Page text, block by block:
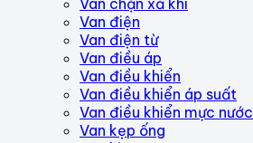
Van chặn xả khí
Van điện
Van điện từ
Van điều áp
Van điều khiển
Van điều khiển áp suất
Van điều khiển mực nước
Van kẹp ống